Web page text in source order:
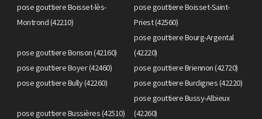
pose gouttiere Boisset-lès-
Montrond (42210)
pose gouttiere Boisset-Saint-
Priest (42560)
pose gouttiere Bonson (42160)
pose gouttiere Bourg-Argental
(42220)
pose gouttiere Boyer (42460)
pose gouttiere Briennon (42720)
pose gouttiere Bully (42260)
pose gouttiere Burdignes (42220)
pose gouttiere Bussières (42510)
pose gouttiere Bussy-Albieux
(42260)